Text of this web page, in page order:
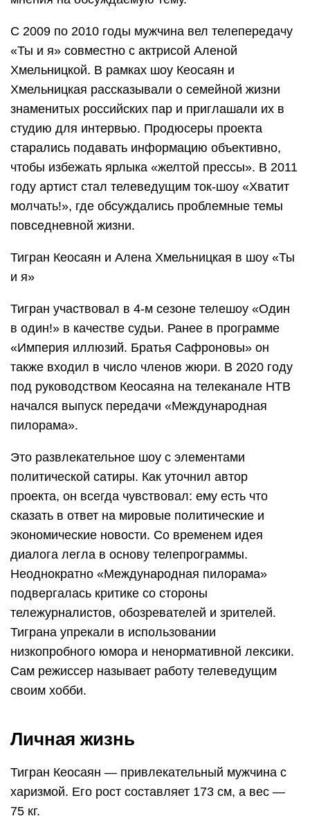
С 2009 по 2010 годы мужчина вел телепередачу
«Ты и я» совместно с актрисой Аленой
Хмельницкой. В рамках шоу Кеосаян и
Хмельницкая рассказывали о семейной жизни
знаменитых российских пар и приглашали их в
студию для интервью. Продюсеры проекта
старались подавать информацию объективно,
чтобы избежать ярлыка «желтой прессы». В 2011
году артист стал телеведущим ток-шоу «Хватит
молчать!», где обсуждались проблемные темы
повседневной жизни.
Тигран Кеосаян и Алена Хмельницкая в шоу «Ты
и я»
Тигран участвовал в 4-м сезоне телешоу «Один
в один!» в качестве судьи. Ранее в программе
«Империя иллюзий. Братья Сафроновы» он
также входил в число членов жюри. В 2020 году
под руководством Кеосаяна на телеканале НТВ
начался выпуск передачи «Международная
пилорама».
Это развлекательное шоу с элементами
политической сатиры. Как уточнил автор
проекта, он всегда чувствовал: ему есть что
сказать в ответ на мировые политические и
экономические новости. Со временем идея
диалога легла в основу телепрограммы.
Неоднократно «Международная пилорама»
подвергалась критике со стороны
тележурналистов, обозревателей и зрителей.
Тиграна упрекали в использовании
низкопробного юмора и ненормативной лексики.
Сам режиссер называет работу телеведущим
своим хобби.
Личная жизнь
Тигран Кеосаян — привлекательный мужчина с
харизмой. Его рост составляет 173 см, а вес —
75 кг.